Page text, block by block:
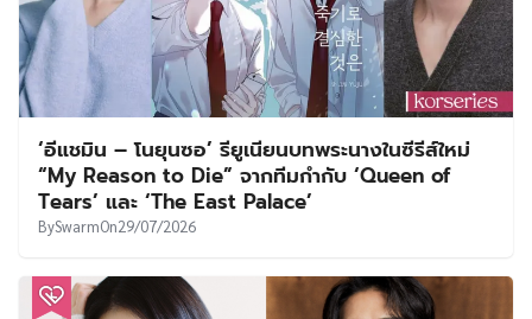
‘อีแชมิน – โนยุนซอ’ รียูเนียนบทพระนางในซีรีส์ใหม่
“My Reason to Die” จากทีมกำกับ ‘Queen of
Tears’ และ ‘The East Palace’
BySwarmOn29/07/2026